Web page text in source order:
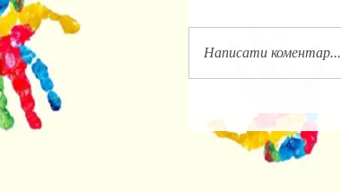
Написати коментар...